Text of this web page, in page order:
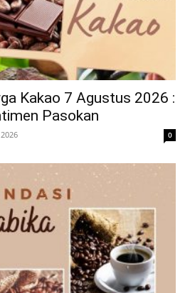
Kakao 7 Agustus 2026 :
Pasokan
0